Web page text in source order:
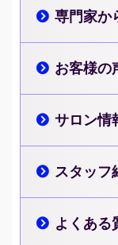
専門家か
お客様の
サロン情
スタッフ
よくある